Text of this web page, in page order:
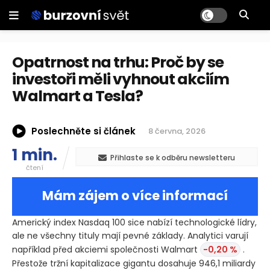
Opatrnost na trhu: Proč by se
investoři měli vyhnout akciím
Walmart a Tesla?
Poslechněte si článek 8 června, 2026
1 min.
čtení
Přihlaste se k odběru newsletteru
Mám zájem o více informací
Americký index Nasdaq 100 sice nabízí technologické lídry,
ale ne všechny tituly mají pevné základy. Analytici varují
například před akciemi společnosti Walmart -0,20 % .
Přestože tržní kapitalizace gigantu dosahuje 946,1 miliardy